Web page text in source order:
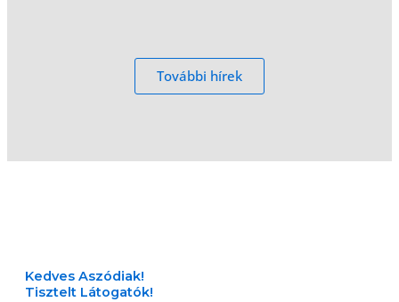
További hírek
Kedves Aszódiak!
Tisztelt Látogatók!